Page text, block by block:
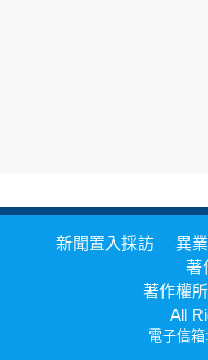
新聞置入採訪 異
著
著作權
All
電子信